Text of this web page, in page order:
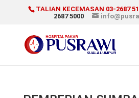
TALIAN KECEMASAN 03-2687
2687 5000